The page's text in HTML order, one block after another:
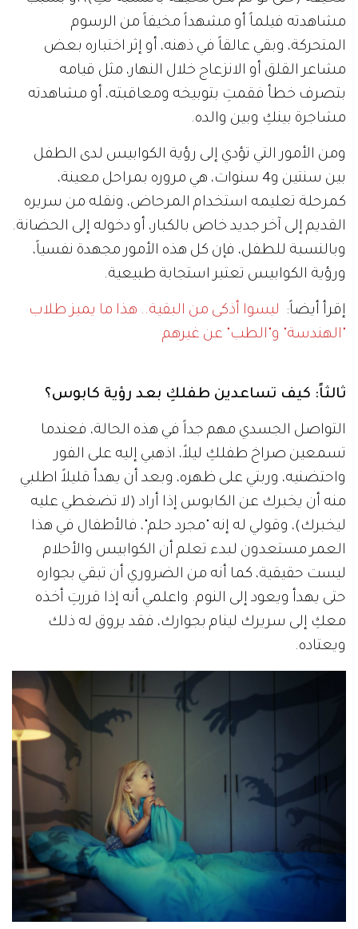
مشاهدته فيلماً أو مشهداً مخيفاً من الرسوم
المتحركة، وبقي عالقاً في ذهنه، أو إثر اختباره بعض
مشاعر القلق أو الانزعاج خلال النهار، مثل قيامه
بتصرف خطأ فقمتِ بتوبيخه ومعاقبته، أو مشاهدته
مشاجرة بينكِ وبين والده.
ومن الأمور التي تؤدي إلى رؤية الكوابيس لدى الطفل
بين سنتين و4 سنوات، هي مروره بمراحل معينة،
كمرحلة تعليمه استخدام المرحاض، ونقله من سريره
القديم إلى آخر جديد خاص بالكبار، أو دخوله إلى الحضانة.
وبالنسبة للطفل، فإن كل هذه الأمور مجهدة نفسياً،
ورؤية الكوابيس تعتبر استجابة طبيعية.
إقرأ أيضاً: ليسوا أذكى من البقية.. هذا ما يميز طلاب
"الهندسة" و"الطب" عن غيرهم
ثالثاً: كيف تساعدين طفلكِ بعد رؤية كابوس؟
التواصل الجسدي مهم جداً في هذه الحالة، فعندما
تسمعين صراخ طفلكِ ليلاً، اذهبي إليه على الفور
واحتضنيه، وربتي على ظهره، وبعد أن يهدأ قليلاً اطلبي
منه أن يخبرك عن الكابوس إذا أراد (لا تضغطي عليه
ليخبرك)، وقولي له إنه "مجرد حلم"، فالأطفال في هذا
العمر مستعدون لبدء تعلم أن الكوابيس والأحلام
ليست حقيقية، كما أنه من الضروري أن تبقي بجواره
حتى يهدأ ويعود إلى النوم. واعلمي أنه إذا قررتِ أخذه
معكِ إلى سريرك لينام بجوارك، فقد يروق له ذلك
ويعتاده.